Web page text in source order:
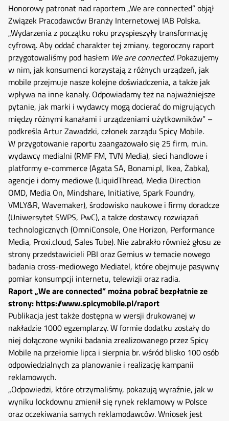
Honorowy patronat nad raportem „We are connected” objął
Związek Pracodawców Branży Internetowej IAB Polska.
„Wydarzenia z początku roku przyspieszyły transformację
cyfrową. Aby oddać charakter tej zmiany, tegoroczny raport
przygotowaliśmy pod hasłem We are connected. Pokazujemy
w nim, jak konsumenci korzystają z różnych urządzeń, jak
mobile przejmuje nasze kolejne doświadczenia, a także jak
wpływa na inne kanały. Odpowiadamy też na najważniejsze
pytanie, jak marki i wydawcy mogą docierać do migrujących
między różnymi kanałami i urządzeniami użytkowników” –
podkreśla Artur Zawadzki, członek zarządu Spicy Mobile.
W przygotowanie raportu zaangażowało się 25 firm, m.in.
wydawcy medialni (RMF FM, TVN Media), sieci handlowe i
platformy e-commerce (Agata SA, Bonami.pl, Ikea, Żabka),
agencje i domy mediowe (LiquidThread, Media Direction
OMD, Media On, Mindshare, Initiative, Spark Foundry,
VMLY&R, Wavemaker), środowisko naukowe i firmy doradcze
(Uniwersytet SWPS, PwC), a także dostawcy rozwiązań
technologicznych (OmniConsole, One Horizon, Performance
Media, Proxi.cloud, Sales Tube). Nie zabrakło również głosu ze
strony przedstawicieli PBI oraz Gemius w temacie nowego
badania cross-mediowego Mediatel, które obejmuje pasywny
pomiar konsumpcji internetu, telewizji oraz radia.
Raport „We are connected” można pobrać bezpłatnie ze
strony: https://www.spicymobile.pl/raport
Publikacja jest także dostępna w wersji drukowanej w
nakładzie 1000 egzemplarzy. W formie dodatku zostały do
niej dołączone wyniki badania zrealizowanego przez Spicy
Mobile na przełomie lipca i sierpnia br. wśród blisko 100 osób
odpowiedzialnych za planowanie i realizację kampanii
reklamowych.
„Odpowiedzi, które otrzymaliśmy, pokazują wyraźnie, jak w
wyniku lockdownu zmienił się rynek reklamowy w Polsce
oraz oczekiwania samych reklamodawców. Wniosek jest